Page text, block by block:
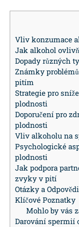
Vliv konzumace
Jak alkohol
Dopady různých
Známky
pitím
Strategie pro
plodnosti
Doporučení pro
plodnosti
Vliv alkoholu na
Psychologické
plodnosti
Jak podpora
zvyky v pití
Otázky a Odpovědi
Klíčové Poznatky
Mohlo by vás
Darování spermií